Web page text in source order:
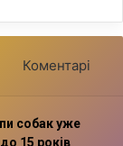
Коментарі
собак уже
15 років